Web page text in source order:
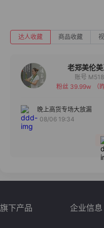
达人收藏 商品收藏
老郑美伦
备注
分组
账号
粉丝 39.99w
（
晚上高货专场大放漏
08/06 19:34
旗下产品 企业信息